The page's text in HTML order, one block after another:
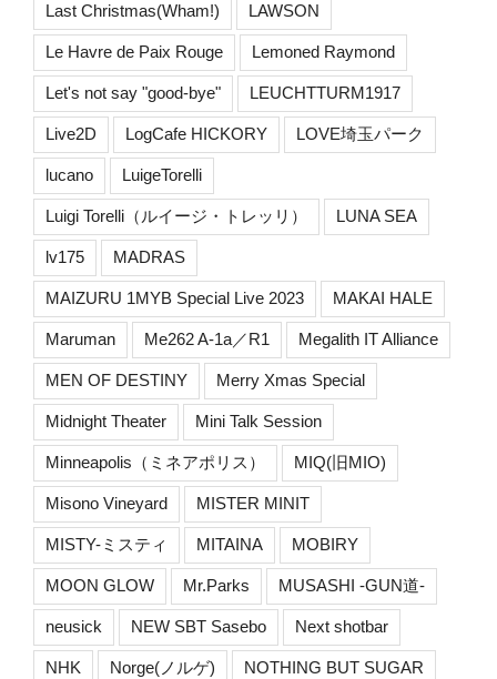
Last Christmas(Wham!) LAWSON
Le Havre de Paix Rouge Lemoned Raymond
Let's not say "good-bye" LEUCHTTURM1917
Live2D LogCafe HICKORY LOVE埼玉パーク
lucano LuigeTorelli
Luigi Torelli（ルイージ・トレッリ） LUNA SEA
lv175 MADRAS
MAIZURU 1MYB Special Live 2023 MAKAI HALE
Maruman Me262 A-1a／R1 Megalith IT Alliance
MEN OF DESTINY Merry Xmas Special
Midnight Theater Mini Talk Session
Minneapolis（ミネアポリス） MIQ(旧MIO)
Misono Vineyard MISTER MINIT
MISTY-ミスティ MITAINA MOBIRY
MOON GLOW Mr.Parks MUSASHI -GUN道-
neusick NEW SBT Sasebo Next shotbar
NHK Norge(ノルゲ) NOTHING BUT SUGAR